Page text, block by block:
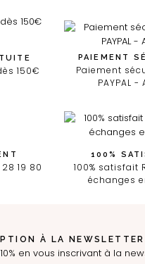
150€
PAIEMENT
Paiement
PAYPAL -
19 80
100%
100% satisfait
échanges
À LA NEWSLETTER
en vous inscrivant à la